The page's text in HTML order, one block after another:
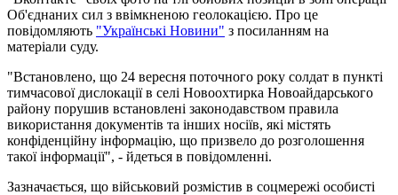
Об'єднаних сил з ввімкненою геолокацією. Про це
повідомляють "Українські Новини" з посиланням на
матеріали суду.
"Встановлено, що 24 вересня поточного року солдат в пункті
тимчасової дислокації в селі Новоохтирка Новоайдарського
району порушив встановлені законодавством правила
використання документів та інших носіїв, які містять
конфіденційну інформацію, що призвело до розголошення
такої інформації", - йдеться в повідомленні.
Зазначається, що військовий розмістив в соцмережі особисті